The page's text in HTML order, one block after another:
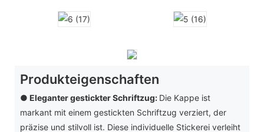
Produkteigenschaften
● Eleganter gestickter Schriftzug: Die Kappe ist
markant mit einem gestickten Schriftzug verziert, der
präzise und stilvoll ist. Diese individuelle Stickerei verleiht